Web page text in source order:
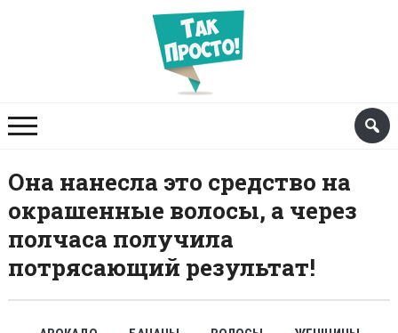
Она нанесла это средство на
окрашенные волосы, а через
полчаса получила
потрясающий результат!